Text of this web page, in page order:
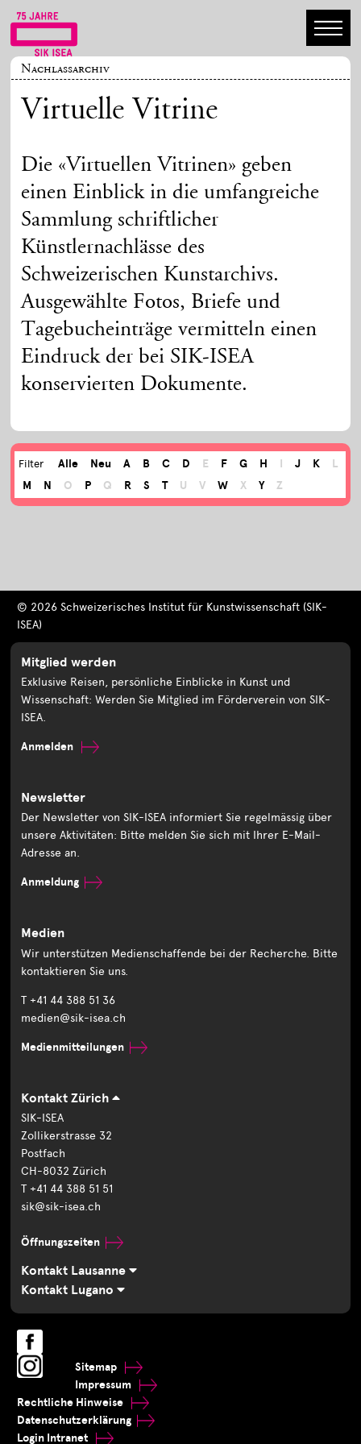
Nachlassarchiv
Virtuelle Vitrine
Die «Virtuellen Vitrinen» geben
einen Einblick in die umfangreiche
Sammlung schriftlicher
Künstlernachlässe des
Schweizerischen Kunstarchivs.
Ausgewählte Fotos, Briefe und
Tagebucheinträge vermitteln einen
Eindruck der bei SIK-ISEA
konservierten Dokumente.
Filter Alle Neu A B C D E F G H I J K
L
M
N O P Q R S T U V W X Y Z
© 2026 Schweizerisches Institut für Kunstwissenschaft (SIK-
ISEA)
Mitglied werden
Exklusive Reisen, persönliche Einblicke in Kunst und
Wissenschaft: Werden Sie Mitglied im Förderverein von SIK-
ISEA.
Anmelden
Newsletter
Der Newsletter von SIK-ISEA informiert Sie regelmässig über
unsere Aktivitäten: Bitte melden Sie sich mit Ihrer E-Mail-
Adresse an.
Anmeldung
Medien
Wir unterstützen Medienschaffende bei der Recherche. Bitte
kontaktieren Sie uns.
T +41 44 388 51 36
medien@sik-isea.ch
Medienmitteilungen
Kontakt Zürich
SIK-ISEA
Zollikerstrasse 32
Postfach
CH-8032 Zürich
T +41 44 388 51 51
sik@sik-isea.ch
Öffnungszeiten
Kontakt Lausanne
Kontakt Lugano
Sitemap
Impressum
Rechtliche Hinweise
Datenschutzerklärung
Login Intranet